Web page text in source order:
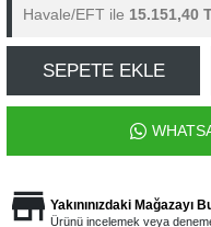
Havale/EFT ile 15.151,40
SEPETE EKLE
Yakınınızdaki Mağazayı
Ürünü incelemek veya